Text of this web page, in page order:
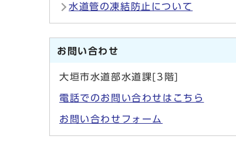
水道管の凍結防止について
お問い合わせ
大垣市水道部水道課[3階]
電話でのお問い合わせはこちら
お問い合わせフォーム